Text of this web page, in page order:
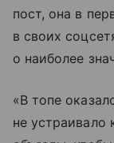
пост, она в
в своих
о наиболее
«В топе
не устраивало